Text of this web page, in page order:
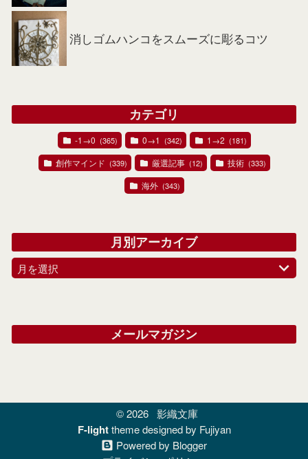
消しゴムハンコをスムーズに彫るコツ
カテゴリ
-1→0 (365) 0→1 (342) 1→2 (181)
創作マインド (339) 厳選記事 (12) 技術 (333)
海外 (343)
月別アーカイブ
月を選択
メールマガジン
© 2026 影織文庫
F-light theme designed by Fujiyan
Powered by Blogger